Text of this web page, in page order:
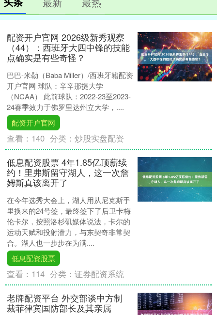
配资开户官网 2026级新秀观察
（44）：西班牙大四中锋的技能
点确实是有些奇怪？
巴巴-米勒（Baba Miller）/西班牙籍配资
开户官网 球队：辛辛那提大学
（NCAA） 此前球队：2022-23至2023-
24赛季效力于佛罗里达州立大学，....
配资开户官网
查看： 140 分类：炒股实盘配资
低息配资股票 4年1.85亿顶薪续
约！里弗斯留守湖人，这一次詹
姆斯真该离开了
在今年选秀大会上，湖人用从尼克斯手
里换来的24号签，最终签下了后卫卡梅
伦卡尔，按照洛杉矶媒体说法，卡尔的
运动天赋和投射潜力，与东契奇非常契
合。湖人也一步步在为满....
低息配资股票
查看： 114 分类：证券配资系统
老牌配资平台 外交部谈中方制
裁菲律宾国防部长及其亲属